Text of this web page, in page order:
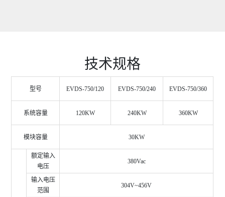
技术规格
型号 EVDS-750/120 EVDS-750/240 EVDS-750/360
系统容量 120KW 240KW 360KW
模块容量 30KW
额定输入
电压
380Vac
输入电压
范围
304V~456V